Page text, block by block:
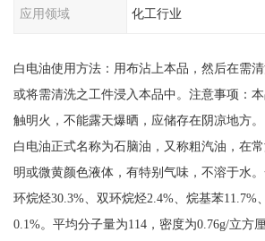
应用领域 化工行业
白电油使用方法：用布沾上本品，然后在需
或将需清洗之工件浸入本品中。注意事项：
触明火，不能露天爆晒，应储存在阴凉地方。
白电油正式名称为石脑油，又称粗汽油，在
明或微黄颜色液体，有特别气味，不溶于水
环烷烃30.3%、双环烷烃2.4%、烷基苯11.7%
0.1%。平均分子量为114，密度为0.76g/立方